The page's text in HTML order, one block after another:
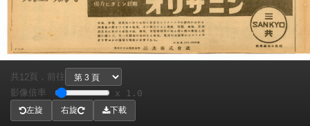
共 12頁， 前往
影像倍率
x 1.0
左旋 右旋 下載